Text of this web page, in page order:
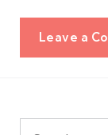
Leave a